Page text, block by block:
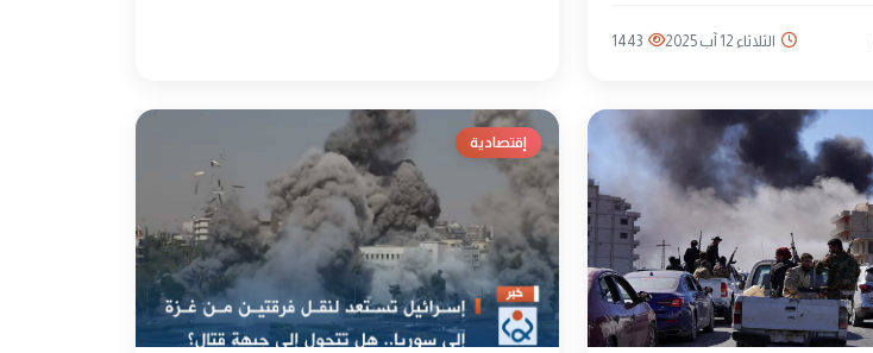
الثلاثاء 12 آب 2025 1443
إقتصادية